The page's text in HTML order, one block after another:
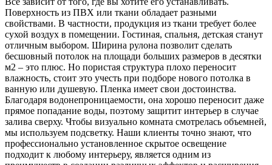
Поверхность из ПВХ или ткани обладает разными
свойствами. В частности, продукция из ткани требует более
сухой воздух в помещении. Гостиная, спальня, детская станут
отличным выбором. Ширина рулона позволит сделать
бесшовный потолок на площади больших размеров в десятки
м2 – это плюс. Но пористая структура плохо переносит
влажность, стоит это учесть при подборе нового потолка в
ванную или душевую. Пленка имеет свои достоинства.
Благодаря водонепроницаемости, она хорошо переносит даже
прямое попадание воды, поэтому защитит интерьер в случае
залива сверху. Чтобы визуально комната смотрелась объемней,
мы используем подсветку. Наши клиенты точно знают, что
профессионально установленное скрытое освещение
подходит к любому интерьеру, является одним из